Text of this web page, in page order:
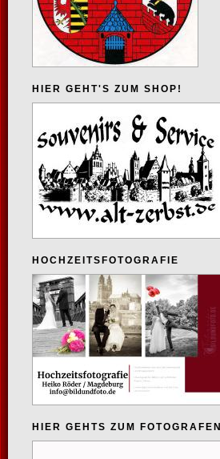
HIER GEHT'S ZUM SHOP!
HOCHZEITSFOTOGRAFIE
HIER GEHTS ZUM FOTOGRAFEN